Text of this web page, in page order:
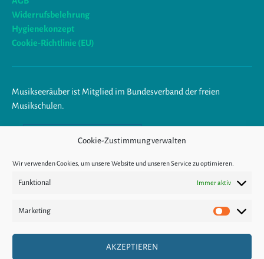
Cookie-Zustimmung verwalten
Wir verwenden Cookies, um unsere Website und unseren Service zu optimieren.
Funktional Immer aktiv
Marketing
AKZEPTIEREN
Widerrufsbelehrung
Hygienekonzept
Cookie-Richtlinie (EU)
Musikseeräuber ist Mitglied im Bundesverband der freien
Musikschulen.
Am Ende trägst du Musik im
KÜNDIGUNG